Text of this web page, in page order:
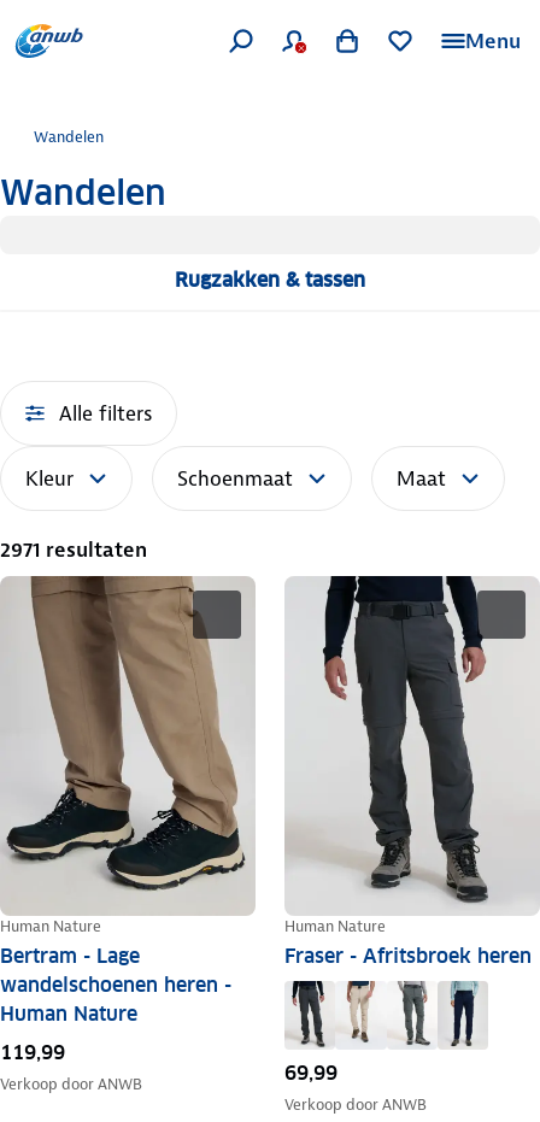
Menu
Wandelen
Wandelen
Rugzakken & tassen
Alle filters
Kleur Schoenmaat Maat
2971 resultaten
Human Nature
Bertram - Lage
wandelschoenen heren -
Human Nature
119,99
Verkoop doorANWB
Human Nature
Fraser - Afritsbroek heren
69,99
Verkoop doorANWB